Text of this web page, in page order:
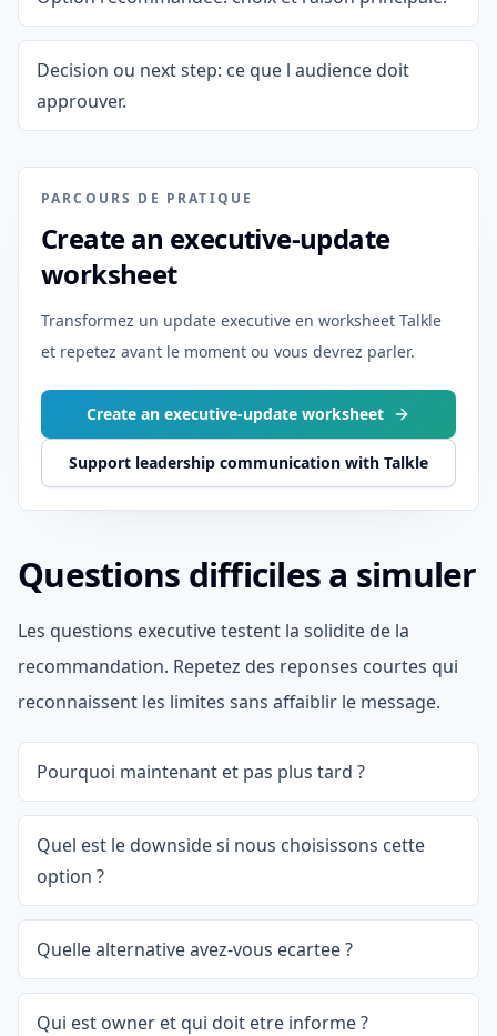
Decision ou next step: ce que l audience doit
approuver.
PARCOURS DE PRATIQUE
Create an executive-update
worksheet
Transformez un update executive en worksheet Talkle
et repetez avant le moment ou vous devrez parler.
Create an executive-update worksheet
Support leadership communication with Talkle
Questions difficiles a simuler
Les questions executive testent la solidite de la
recommandation. Repetez des reponses courtes qui
reconnaissent les limites sans affaiblir le message.
Pourquoi maintenant et pas plus tard ?
Quel est le downside si nous choisissons cette
option ?
Quelle alternative avez-vous ecartee ?
Qui est owner et qui doit etre informe ?